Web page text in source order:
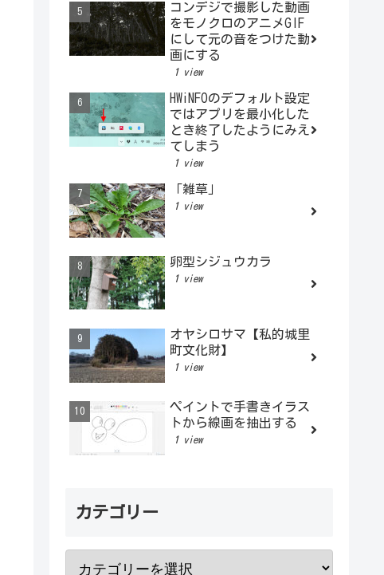
コンデジで撮影した動画
をモノクロのアニメGIF
にして元の音をつけた動
画にする
1 view
HWiNFOのデフォルト設定
ではアプリを最小化した
とき終了したようにみえ
てしまう
1 view
「雑草」
1 view
卵型シジュウカラ
1 view
オヤシロサマ【私的城里
町文化財】
1 view
ペイントで手書きイラス
トから線画を抽出する
1 view
カテゴリー